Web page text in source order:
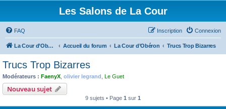
Les Salons de La Cour
FAQ Connexion
Inscription
La Cour d’Obéron Accueil du forum La Cour d’Obéron Trucs Trop Bizarres
Trucs Trop Bizarres
Modérateurs : FaenyX olivier legrand Le Guet
Nouveau sujet
9 sujets • Page 1 sur 1